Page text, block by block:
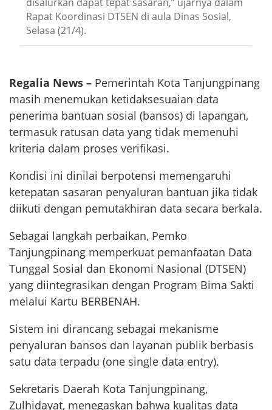
Rapat Koordinasi DTSEN di aula Dinas Sosial,
Selasa (21/4).
Regalia News – Pemerintah Kota Tanjungpinang
masih menemukan ketidaksesuaian data
penerima bantuan sosial (bansos) di lapangan,
termasuk ratusan data yang tidak memenuhi
kriteria dalam proses verifikasi.
Kondisi ini dinilai berpotensi memengaruhi
ketepatan sasaran penyaluran bantuan jika tidak
diikuti dengan pemutakhiran data secara berkala.
Sebagai langkah perbaikan, Pemko
Tanjungpinang memperkuat pemanfaatan Data
Tunggal Sosial dan Ekonomi Nasional (DTSEN)
yang diintegrasikan dengan Program Bima Sakti
melalui Kartu BERBENAH.
Sistem ini dirancang sebagai mekanisme
penyaluran bansos dan layanan publik berbasis
satu data terpadu (one single data entry).
Sekretaris Daerah Kota Tanjungpinang,
Zulhidayat, menegaskan bahwa kualitas data